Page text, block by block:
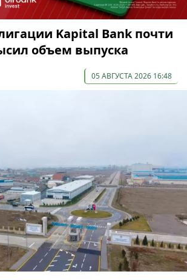
Kapital Bank почти
объем выпуска
05 АВГУСТА 2026 16:48